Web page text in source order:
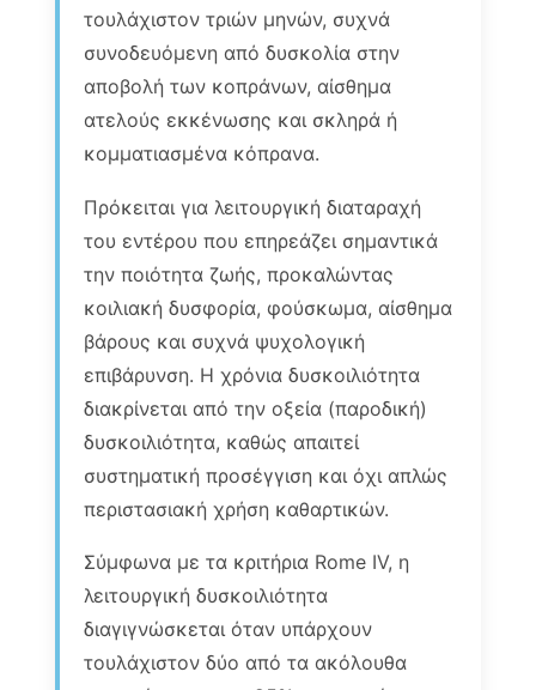
τουλάχιστον τριών μηνών, συχνά
συνοδευόμενη από δυσκολία στην
αποβολή των κοπράνων, αίσθημα
ατελούς εκκένωσης και σκληρά ή
κομματιασμένα κόπρανα.
Πρόκειται για λειτουργική διαταραχή
του εντέρου που επηρεάζει σημαντικά
την ποιότητα ζωής, προκαλώντας
κοιλιακή δυσφορία, φούσκωμα, αίσθημα
βάρους και συχνά ψυχολογική
επιβάρυνση. Η χρόνια δυσκοιλιότητα
διακρίνεται από την οξεία (παροδική)
δυσκοιλιότητα, καθώς απαιτεί
συστηματική προσέγγιση και όχι απλώς
περιστασιακή χρήση καθαρτικών.
Σύμφωνα με τα κριτήρια Rome IV, η
λειτουργική δυσκοιλιότητα
διαγιγνώσκεται όταν υπάρχουν
τουλάχιστον δύο από τα ακόλουθα